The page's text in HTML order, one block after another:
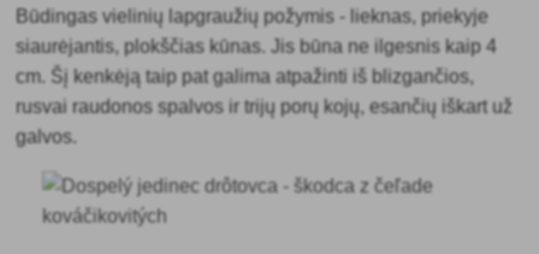
Būdingas vielinių lapgraužių požymis - lieknas, priekyje
siaurėjantis, plokščias kūnas. Jis būna ne ilgesnis kaip 4
cm. Šį kenkėją taip pat galima atpažinti iš blizgančios,
rusvai raudonos spalvos ir trijų porų kojų, esančių iškart už
galvos.